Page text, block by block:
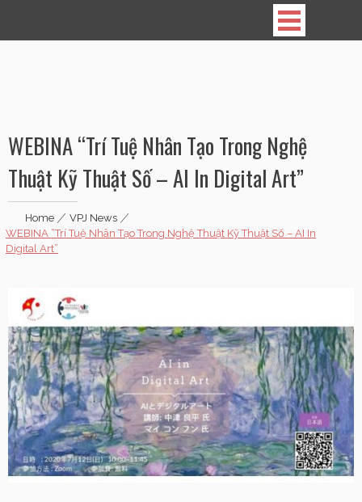
Vietnamese Professionals in Japan
WEBINA “Trí Tuệ Nhân Tạo Trong Nghệ
Thuật Kỹ Thuật Số – AI In Digital Art”
Home|VPJ News|
WEBINA “Trí Tuệ Nhân Tạo Trong Nghệ Thuật Kỹ Thuật Số – AI In
Digital Art”